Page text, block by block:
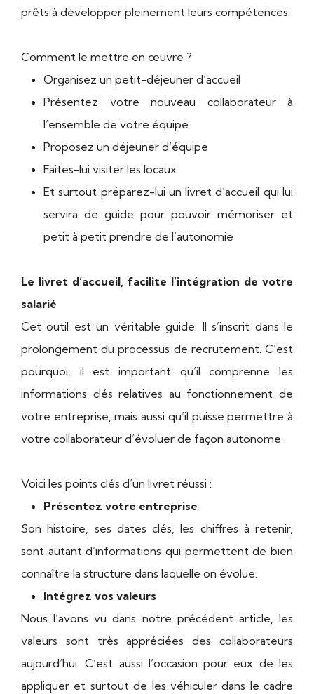
prêts à développer pleinement leurs compétences.
Comment le mettre en œuvre ?
Organisez un petit-déjeuner d’accueil
Présentez votre nouveau collaborateur à
l’ensemble de votre équipe
Proposez un déjeuner d’équipe
Faites-lui visiter les locaux
Et surtout préparez-lui un livret d’accueil qui lui
servira de guide pour pouvoir mémoriser et
petit à petit prendre de l’autonomie
Le livret d’accueil, facilite l’intégration de votre
salarié
Cet outil est un véritable guide. Il s’inscrit dans le
prolongement du processus de recrutement. C’est
pourquoi, il est important qu’il comprenne les
informations clés relatives au fonctionnement de
votre entreprise, mais aussi qu’il puisse permettre à
votre collaborateur d’évoluer de façon autonome.
Voici les points clés d’un livret réussi :
Présentez votre entreprise
Son histoire, ses dates clés, les chiffres à retenir,
sont autant d’informations qui permettent de bien
connaître la structure dans laquelle on évolue.
Intégrez vos valeurs
Nous l’avons vu dans notre précédent article, les
valeurs sont très appréciées des collaborateurs
aujourd’hui. C’est aussi l’occasion pour eux de les
appliquer et surtout de les véhiculer dans le cadre